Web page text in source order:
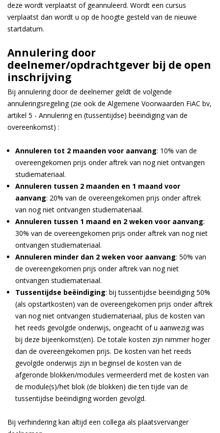
deze wordt verplaatst of geannuleerd. Wordt een cursus
verplaatst dan wordt u op de hoogte gesteld van de nieuwe
startdatum.
Annulering door
deelnemer/opdrachtgever bij de open
inschrijving
Bij annulering door de deelnemer geldt de volgende
annuleringsregeling (zie ook de Algemene Voorwaarden FiAC bv,
artikel 5 - Annulering en (tussentijdse) beëindiging van de
overeenkomst) :
Annuleren tot 2 maanden voor aanvang: 10% van de
overeengekomen prijs onder aftrek van nog niet ontvangen
studiemateriaal.
Annuleren tussen 2 maanden en 1 maand voor
aanvang: 20% van de overeengekomen prijs onder aftrek
van nog niet ontvangen studiemateriaal.
Annuleren tussen 1 maand en 2 weken voor aanvang:
30% van de overeengekomen prijs onder aftrek van nog niet
ontvangen studiemateriaal.
Annuleren minder dan 2 weken voor aanvang: 50% van
de overeengekomen prijs onder aftrek van nog niet
ontvangen studiemateriaal.
Tussentijdse beëindiging: bij tussentijdse beëindiging 50%
(als opstartkosten) van de overeengekomen prijs onder aftrek
van nog niet ontvangen studiemateriaal, plus de kosten van
het reeds gevolgde onderwijs, ongeacht of u aanwezig was
bij deze bijeenkomst(en). De totale kosten zijn nimmer hoger
dan de overeengekomen prijs. De kosten van het reeds
gevolgde onderwijs zijn in beginsel de kosten van de
afgeronde blokken/modules vermeerderd met de kosten van
de module(s)/het blok (de blokken) die ten tijde van de
tussentijdse beëindiging worden gevolgd.
Bij verhindering kan altijd een collega als plaatsvervanger